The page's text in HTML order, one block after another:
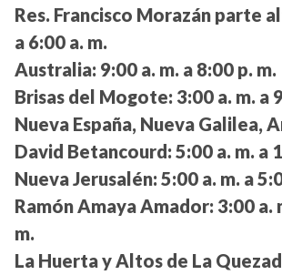
Res. Francisco Morazán parte
a 6:00 a. m.
Australia: 9:00 a. m. a 8:00 p. m.
Brisas del Mogote: 3:00 a. m. a
Nueva España, Nueva Galilea,
David Betancourd: 5:00 a. m. a
Nueva Jerusalén: 5:00 a. m. a
Ramón Amaya Amador: 3:00 a.
m.
La Huerta y Altos de La